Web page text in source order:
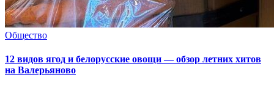
Общество
12 видов ягод и белорусские овощи — обзор летних хитов
на Валерьяново